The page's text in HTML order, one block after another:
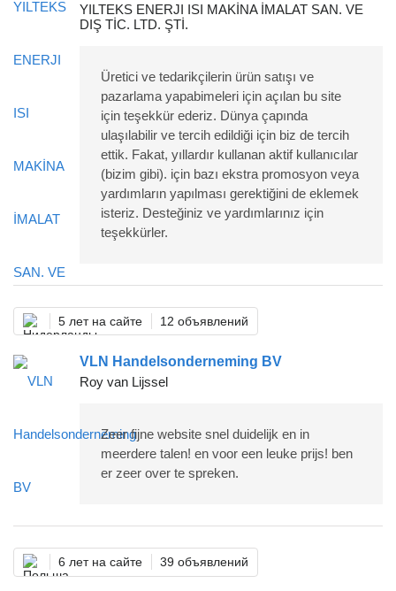
YILTEKS ENERJI ISI MAKİNA İMALAT SAN. VE
DIŞ TİC. LTD. ŞTİ.
Üretici ve tedarikçilerin ürün satışı ve
pazarlama yapabimeleri için açılan bu site
için teşekkür ederiz. Dünya çapında
ulaşılabilir ve tercih edildiği için biz de tercih
ettik. Fakat, yıllardır kullanan aktif kullanıcılar
(bizim gibi). için bazı ekstra promosyon veya
yardımların yapılması gerektiğini de eklemek
isteriz. Desteğiniz ve yardımlarınız için
teşekkürler.
5 лет на сайте 12 объявлений
VLN Handelsonderneming BV
Roy van Lijssel
Zeer fijne website snel duidelijk en in
meerdere talen! en voor een leuke prijs! ben
er zeer over te spreken.
6 лет на сайте 39 объявлений